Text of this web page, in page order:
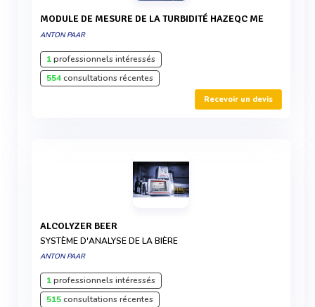
MODULE DE MESURE DE LA TURBIDITÉ HAZEQC ME
ANTON PAAR
1professionnels intéressés
554consultations récentes
Recevoir un devis
ALCOLYZER BEER
SYSTÈME D'ANALYSE DE LA BIÈRE
ANTON PAAR
1professionnels intéressés
515consultations récentes